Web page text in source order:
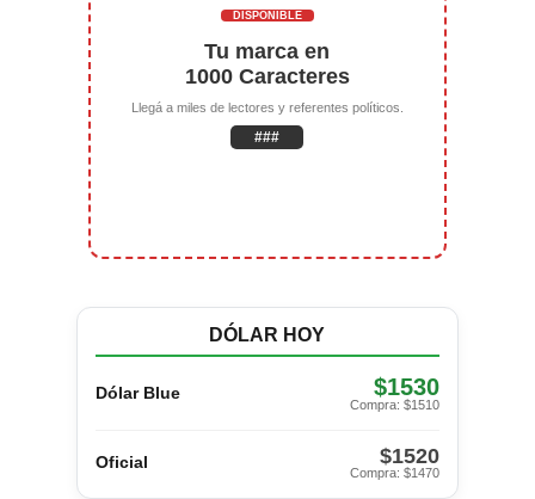
DISPONIBLE
Tu marca en
1000 Caracteres
Llegá a miles de lectores y referentes políticos.
###
DÓLAR HOY
Dólar Blue $1530
Compra: $1510
Oficial $1520
Compra: $1470